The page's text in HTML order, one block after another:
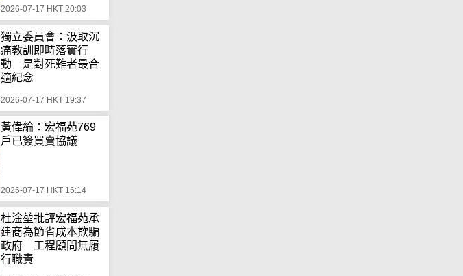
2026-07-17 HKT 20:03
獨立委員會：汲取沉
痛教訓即時落實行
動 是對死難者最合
適紀念
2026-07-17 HKT 19:37
黃偉綸：宏福苑769
戶已簽買賣協議
2026-07-17 HKT 16:14
杜淦堃批評宏福苑承
建商為節省成本欺騙
政府 工程顧問無履
行職責